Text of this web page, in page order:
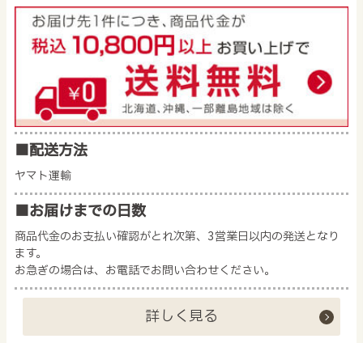
■配送方法
ヤマト運輸
■お届けまでの日数
商品代金のお支払い確認がとれ次第、3営業日以内の発送となり
ます。
お急ぎの場合は、お電話でお問い合わせください。
詳しく見る